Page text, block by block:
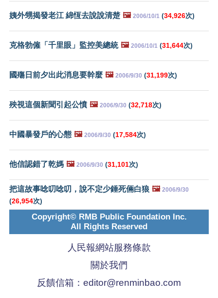
姨外甥揭發老江 綿恆去說說清楚 🖼️ 2006/10/1 (34,926次)
克格勃僱「千里眼」監控美總統 🖼️ 2006/10/1 (31,644次)
國殤日前夕出此消息要幹麼 🖼️ 2006/9/30 (31,199次)
殃視這個新聞引起公憤 🖼️ 2006/9/30 (32,718次)
中國暴發戶的心態 🖼️ 2006/9/30 (17,584次)
他信認錯了乾媽 🖼️ 2006/9/30 (31,101次)
把這故事唸叨唸叨，說不定少錘死倆白狼 🖼️ 2006/9/30
(26,954次)
Copyright© RMB Public Foundation Inc.
All Rights Reserved
人民報網站服務條款
關於我們
反饋信箱： editor@renminbao.com